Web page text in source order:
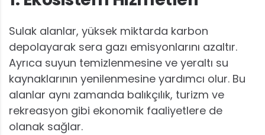
Sulak alanlar, yüksek miktarda karbon
depolayarak sera gazı emisyonlarını azaltır.
Ayrıca suyun temizlenmesine ve yeraltı su
kaynaklarının yenilenmesine yardımcı olur. Bu
alanlar aynı zamanda balıkçılık, turizm ve
rekreasyon gibi ekonomik faaliyetlere de
olanak sağlar.